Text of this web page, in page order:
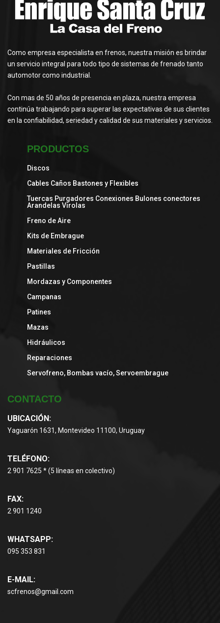
Como empresa especialista en frenos, nuestra misión es brindar
un servicio integral para todo tipo de sistemas de frenado tanto
automotor como industrial.
Con mas de 50 años de presencia en plaza, nuestra empresa
continúa trabajando para superar las expectativas de sus clientes
en la confiabilidad, seriedad y calidad de sus materiales y servicios.
PRODUCTOS
Discos
Cables Caños Bastones y Flexibles
Tuercas Purgadores Conexiones Bulones conectores
Arandelas Virolas
Freno de Aire
Kits de Embrague
Materiales de Fricción
Pastillas
Mordazas y Componentes
Campanas
Patines
Mazas
Hidráulicos
Reparaciones
Servofreno, Bombas vacío, Servoembrague
CONTACTO
UBICACIÓN:
Yaguarón 1631, Montevideo 11100, Uruguay
TELÉFONO:
2 901 7625 * (5 líneas en colectivo)
FAX:
2 901 1240
WHATSAPP:
095 353 831
E-MAIL:
scfrenos@gmail.com